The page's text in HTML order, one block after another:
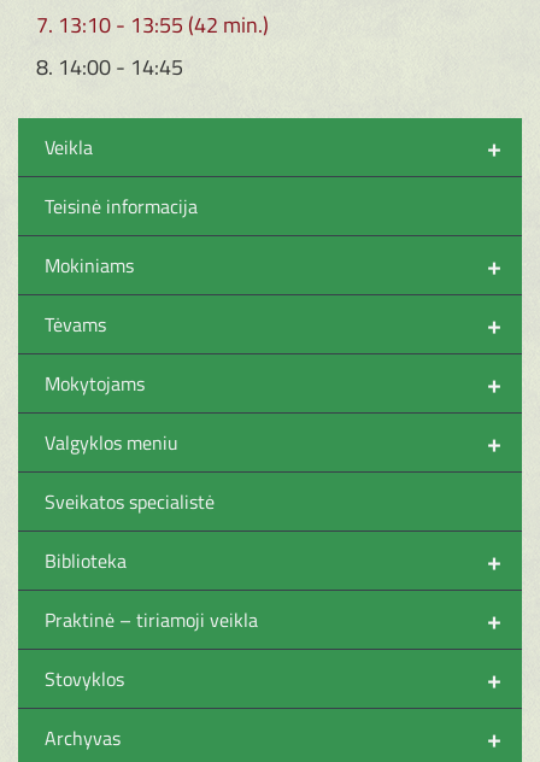
7. 13:10 - 13:55 (42 min.)
8. 14:00 - 14:45
+
Veikla
Teisinė informacija
+
Mokiniams
+
Tėvams
+
Mokytojams
+
Valgyklos meniu
Sveikatos specialistė
+
Biblioteka
+
Praktinė – tiriamoji veikla
+
Stovyklos
+
Archyvas